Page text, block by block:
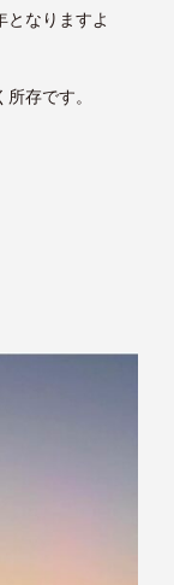
となりますよ
存です。